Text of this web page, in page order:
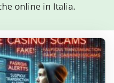
online in Italia.